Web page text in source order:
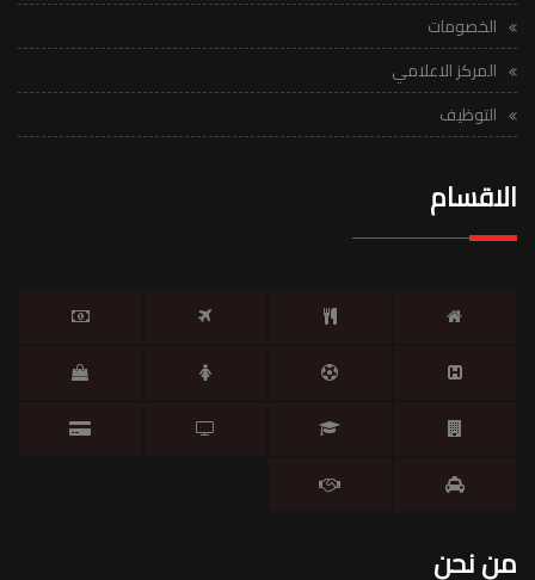
الخصومات
المركز الاعلامي
التوظيف
الاقسام
من نحن